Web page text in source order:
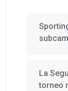
La
torneo